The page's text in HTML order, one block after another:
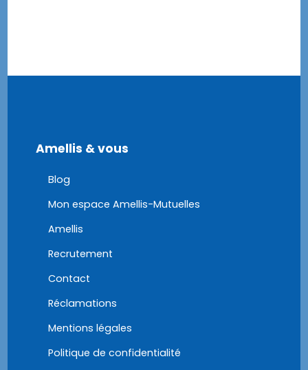
Amellis & vous
Blog
Mon espace Amellis-Mutuelles
Amellis
Recrutement
Contact
Réclamations
Mentions légales
Politique de confidentialité